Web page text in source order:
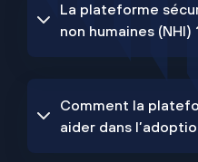
La plateforme
non humaines (NHI)
Comment la
aider dans